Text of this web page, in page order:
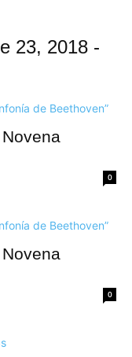
23, 2018 -
0
0